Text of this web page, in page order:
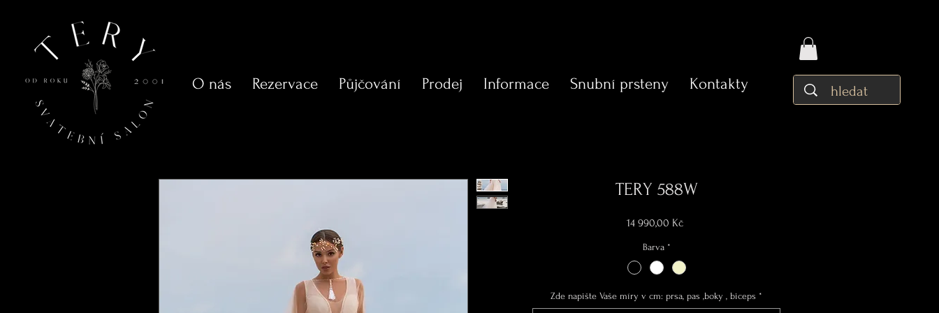
O nás Rezervace Půjčování Prodej Informace Snubní prsteny Kontakty
TERY 588W
14 990,00 KčCena
Barva *
Zde napište Vaše míry v cm: prsa, pas ,boky , biceps *